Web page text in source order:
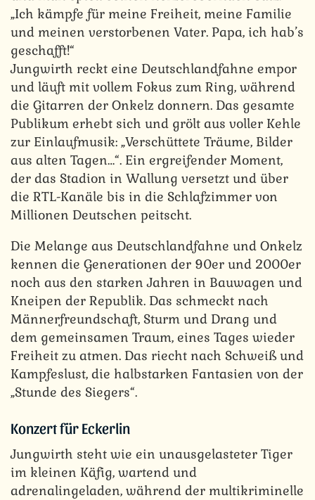
„Ich kämpfe für meine Freiheit, meine Familie
und meinen verstorbenen Vater. Papa, ich hab’s
geschafft!“
Jungwirth reckt eine Deutschlandfahne empor
und läuft mit vollem Fokus zum Ring, während
die Gitarren der Onkelz donnern. Das gesamte
Publikum erhebt sich und grölt aus voller Kehle
zur Einlaufmusik: „Verschüttete Träume, Bilder
aus alten Tagen…“. Ein ergreifender Moment,
der das Stadion in Wallung versetzt und über
die RTL-Kanäle bis in die Schlafzimmer von
Millionen Deutschen peitscht.
Die Melange aus Deutschlandfahne und Onkelz
kennen die Generationen der 90er und 2000er
noch aus den starken Jahren in Bauwagen und
Kneipen der Republik. Das schmeckt nach
Männerfreundschaft, Sturm und Drang und
dem gemeinsamen Traum, eines Tages wieder
Freiheit zu atmen. Das riecht nach Schweiß und
Kampfeslust, die halbstarken Fantasien von der
„Stunde des Siegers“.
Konzert für Eckerlin
Jungwirth steht wie ein unausgelasteter Tiger
im kleinen Käfig, wartend und
adrenalingeladen, während der multikriminelle